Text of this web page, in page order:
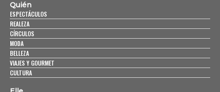
Quién
ESPECTÁCULOS
REALEZA
CÍRCULOS
MODA
BELLEZA
VIAJES Y GOURMET
CULTURA